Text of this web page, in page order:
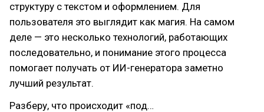
структуру с текстом и оформлением. Для
пользователя это выглядит как магия. На самом
деле — это несколько технологий, работающих
последовательно, и понимание этого процесса
помогает получать от ИИ-генератора заметно
лучший результат.
Разберу, что происходит «под…